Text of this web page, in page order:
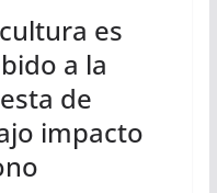
es
a la
de
impacto